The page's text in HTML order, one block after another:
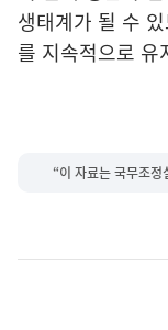
생태계가 될 수
를 지속적으로 유
“이 자료는 국무조